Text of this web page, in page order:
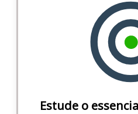
Estude o